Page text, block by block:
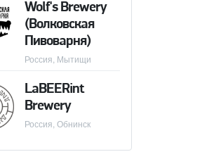
Wolf's Brewery
(Волковская
Пивоварня)
Россия, Мытищи
LaBEERint
Brewery
Россия, Обнинск